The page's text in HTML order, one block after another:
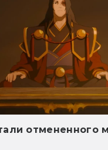
отмененного